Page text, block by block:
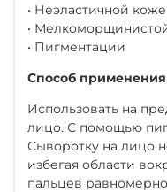
• Неэластичной коже
•
• Пигментации
Способ применения
Использовать на
лицо. С помощью
Сыворотку на лицо
избегая области
пальцев